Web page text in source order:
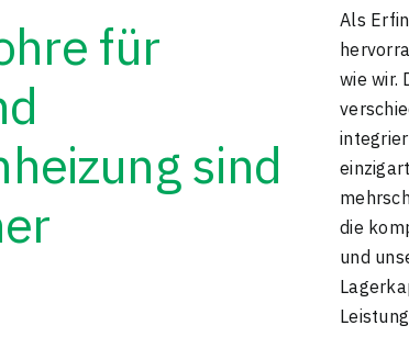
für
sind
Als
wie wir.
die
und